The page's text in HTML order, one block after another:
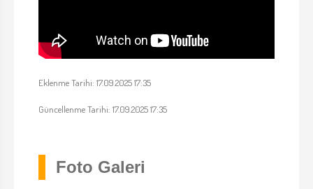
Eklenme Tarihi: 17.09.2025 17:35
Güncellenme Tarihi: 17.09.2025 17:35
Foto Galeri